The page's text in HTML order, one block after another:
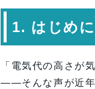
■ 建築
■ 活用
7. まとめ｜都
1. はじめ
「電気代の高さが
——そんな声が近年